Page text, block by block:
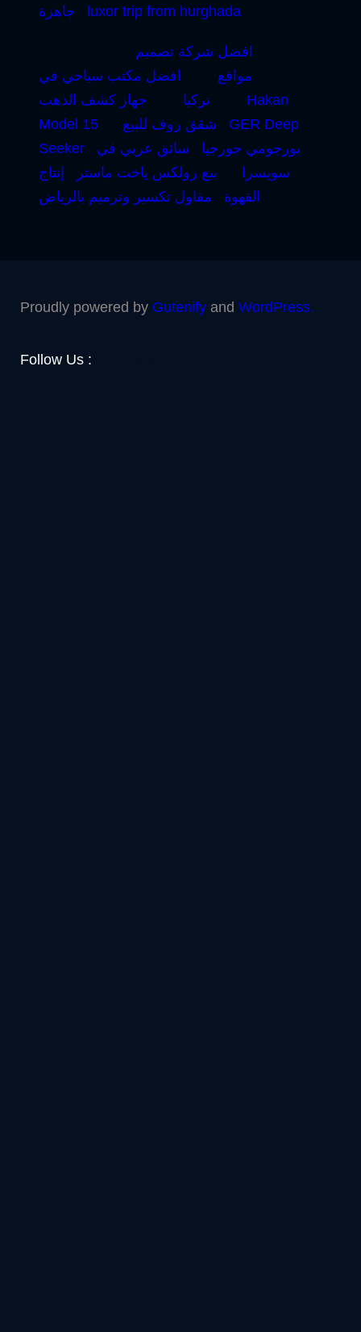
جاهزة
luxor trip from hurghada
افضل شركة تصميم
مواقع
افضل مكتب سياحي في
تركيا
جهاز كشف الذهب
Hakan
Model 15
شقق روف للبيع
GER Deep
Seeker
بورجومي جورجيا
سائق عربي في
سويسرا
بيع رولكس ياخت ماستر
إنتاج
القهوة
مقاول تكسير وترميم بالرياض
Proudly powered by Gutenify and WordPress.
Follow Us :